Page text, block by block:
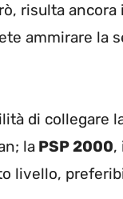
risulta ancora
ammirare la
di collegare
la PSP 2000,
livello,